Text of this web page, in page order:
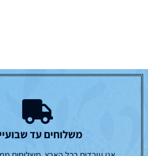
משלוחים עד